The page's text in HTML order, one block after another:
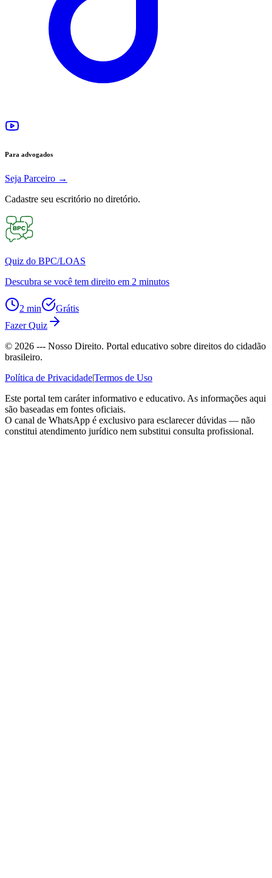
Para advogados
Seja Parceiro →
Cadastre seu escritório no diretório.
Quiz do BPC/LOAS
Descubra se você tem direito em 2 minutos
2 min
Grátis
Fazer Quiz
© 2026 --- Nosso Direito. Portal educativo sobre direitos do cidadão
brasileiro.
Política de Privacidade|Termos de Uso
Este portal tem caráter informativo e educativo. As informações aqui
são baseadas em fontes oficiais.
O canal de WhatsApp é exclusivo para esclarecer dúvidas — não
constitui atendimento jurídico nem substitui consulta profissional.